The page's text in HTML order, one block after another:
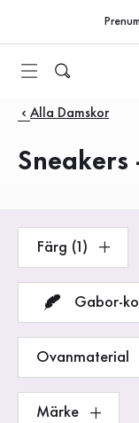
Till innehållsförteckning
Till huvudnavigation
Produkter
Alla Damskor
Sneakers
Färg (1)
Gabor-
Ovanmaterial
Märke